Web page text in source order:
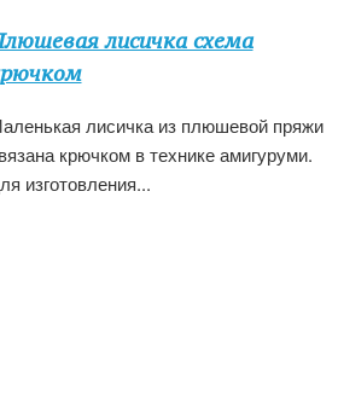
лисичка схема
лисичка из плюшевой пряжи
крючком в технике амигуруми.
изготовления...